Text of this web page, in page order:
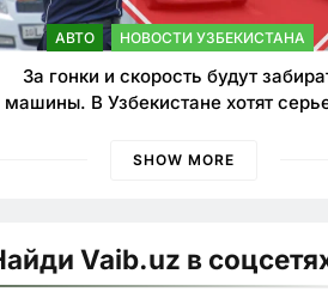
АВТО НОВОСТИ УЗБЕКИСТАНА
За гонки и скорость будут
машины. В Узбекистане хотят
SHOW MORE
Vaib.uz в